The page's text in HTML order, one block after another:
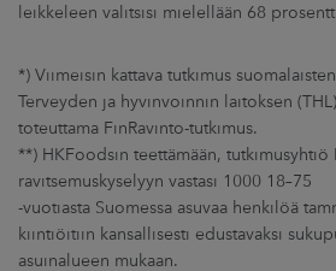
leikkeleen valitsisi mielellään 68
*) Viimeisin kattava tutkimus
Terveyden ja hyvinvoinnin laitoksen
toteuttama FinRavinto-tutkimus.
**) HKFoodsin teettämään,
ravitsemuskyselyyn vastasi 1000 18–75
-vuotiasta Suomessa asuvaa henkilöä
kiintiöitiin kansallisesti edustavaksi
asuinalueen mukaan.